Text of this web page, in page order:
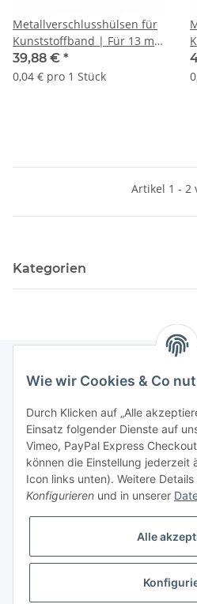
Metallverschlusshülsen für
Kunststoffband | Für 13 mm
Band | VE = 1000 Stk.
39,88 € *
0,04 € pro 1 Stück
Artikel 1 - 2
Kategorien
Gesetzliche Informationen
Vertrag
* Alle Preise zzgl. gesetzlicher USt., zzgl.
Wie wir Cookies & Co
Durch Klicken auf „Alle
Einsatz folgender Dienste auf
Vimeo, PayPal Express
können die Einstellung jederzeit
Icon links unten). Weitere
Konfigurieren und in unserer
Alle